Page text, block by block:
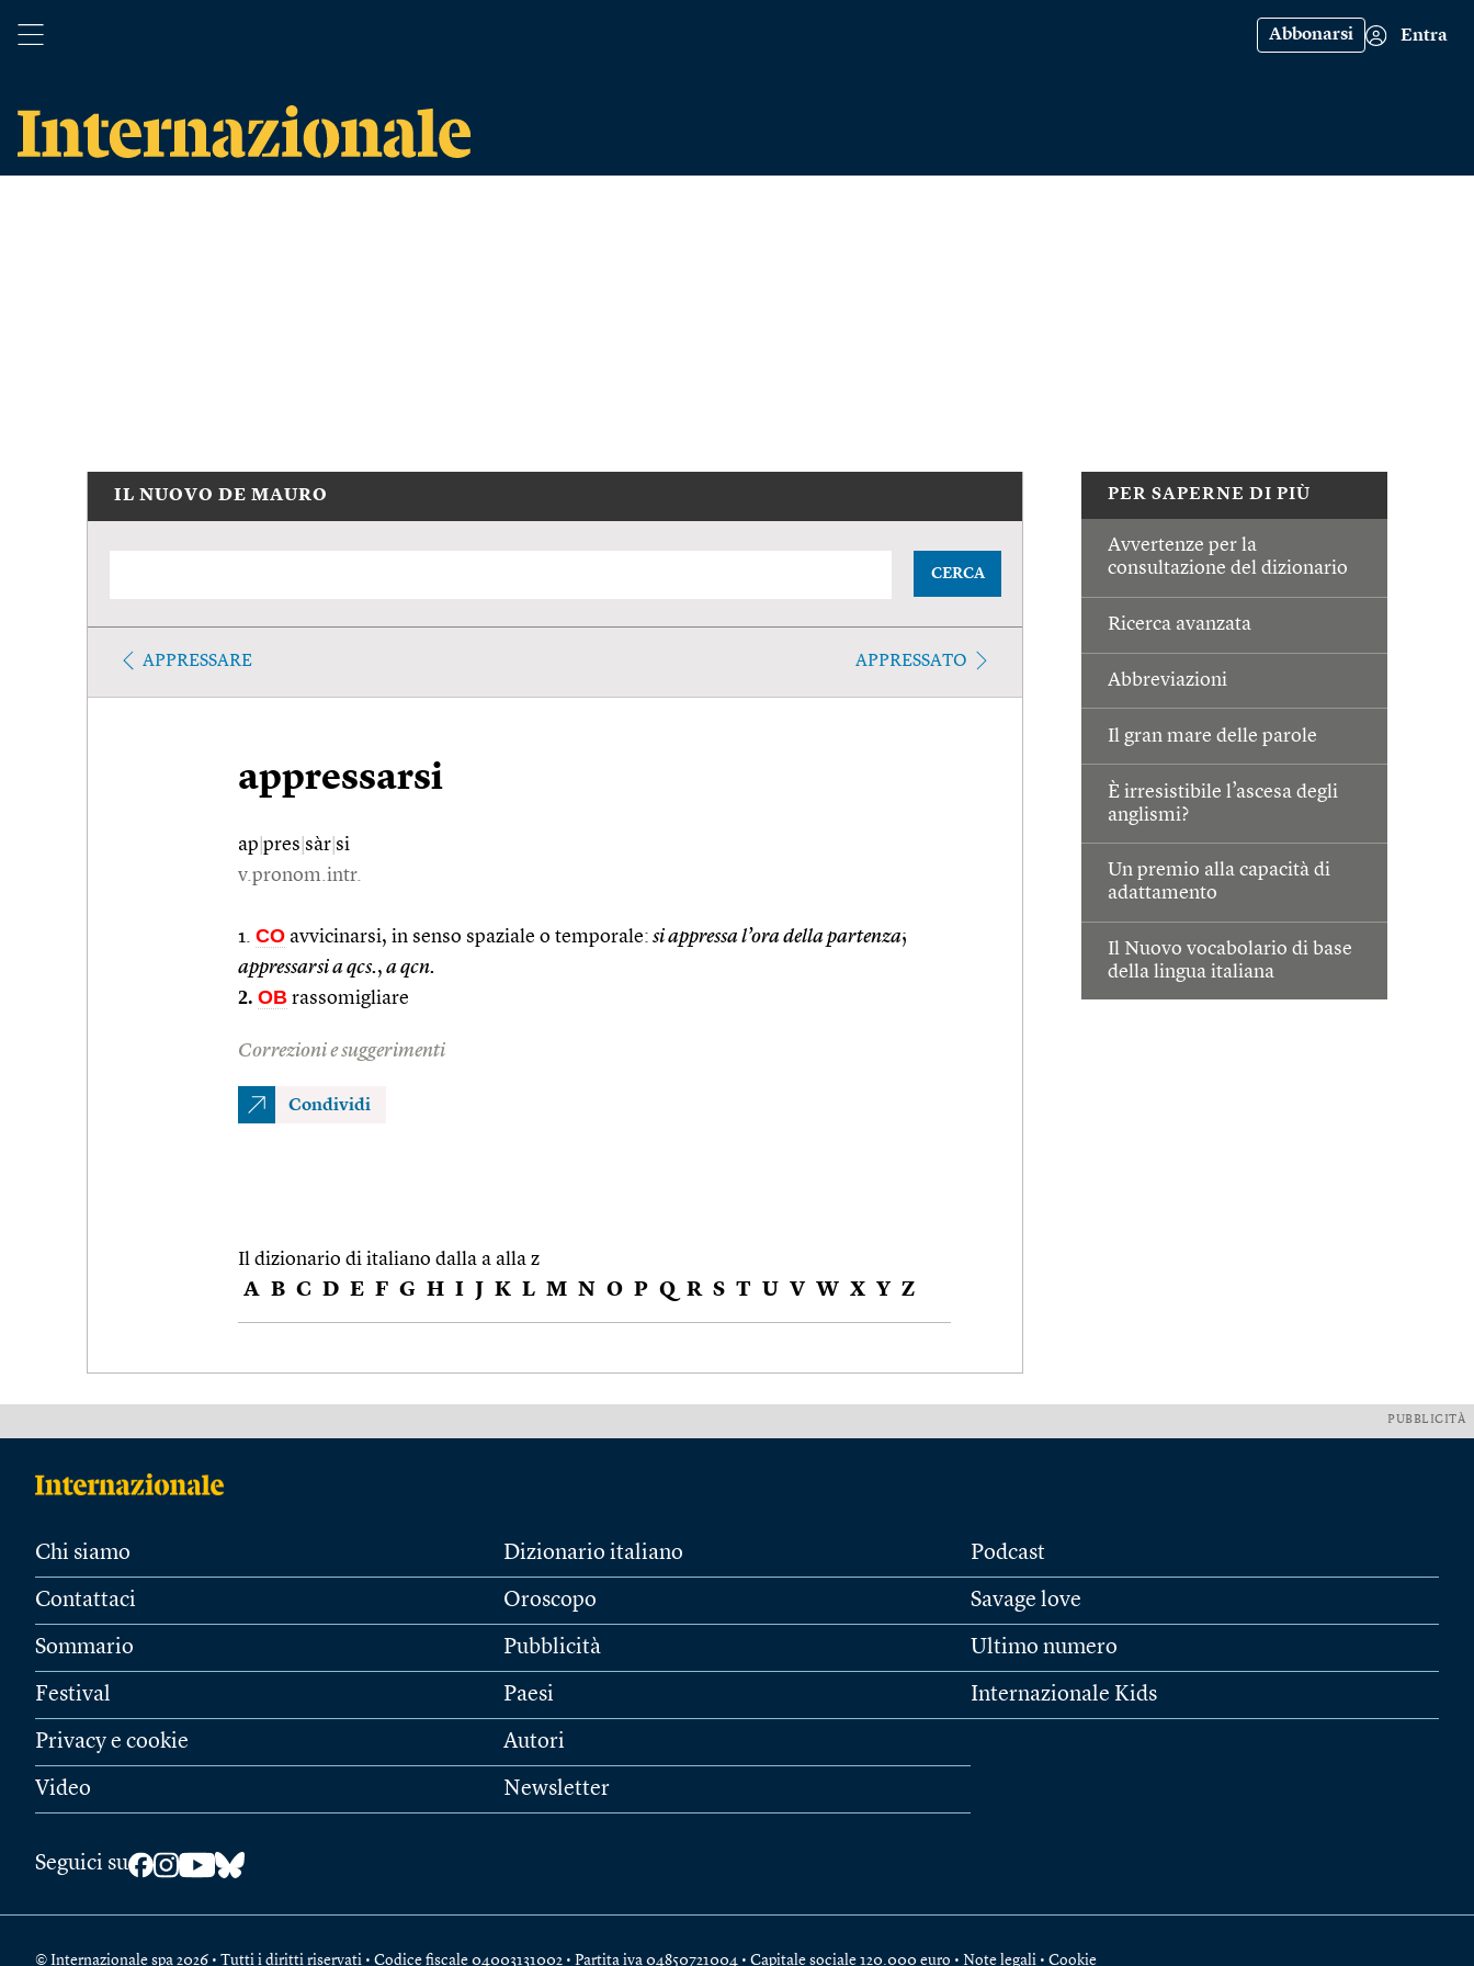
Abbonarsi Entra
PER SAPERNE DI PIÙ
Avvertenze per la
consultazione del dizionario
Ricerca avanzata
Abbreviazioni
Il gran mare delle parole
È irresistibile l’ascesa degli
anglismi?
Un premio alla capacità di
adattamento
Il Nuovo vocabolario di base
della lingua italiana
IL NUOVO DE MAURO
CERCA
APPRESSARE APPRESSATO
appressarsi
ap pres sàr si
v.pronom.intr.
1. CO avvicinarsi, in senso spaziale o temporale: si appressa l’ora della partenza;
appressarsi a qcs., a qcn.
2. OB rassomigliare
Correzioni e suggerimenti
Condividi
Il dizionario di italiano dalla a alla z
A B C D E F G H I J K L M N O P Q R S T U V W X Y Z
PUBBLICITÀ
Chi siamo
Contattaci
Sommario
Festival
Privacy e cookie
Video
Dizionario italiano
Oroscopo
Pubblicità
Paesi
Autori
Newsletter
Podcast
Savage love
Ultimo numero
Internazionale Kids
Seguici su
© Internazionale spa 2026 • Tutti i diritti riservati • Codice fiscale 04003131002 • Partita iva 04850721004 • Capitale sociale 120.000 euro • Note legali • Cookie